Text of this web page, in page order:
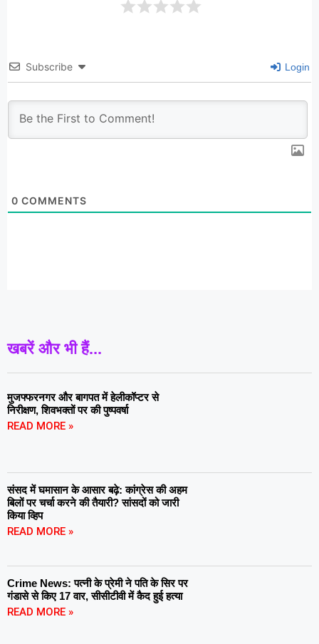
Subscribe Login
0 COMMENTS
खबरें और भी हैं...
मुजफ्फरनगर और बागपत में हेलीकॉप्टर से
निरीक्षण, शिवभक्तों पर की पुष्पवर्षा
READ MORE »
संसद में घमासान के आसार बढ़े: कांग्रेस की अहम
बिलों पर चर्चा करने की तैयारी? सांसदों को जारी
किया व्हिप
READ MORE »
Crime News: पत्नी के प्रेमी ने पति के सिर पर
गंडासे से किए 17 वार, सीसीटीवी में कैद हुई हत्या
READ MORE »